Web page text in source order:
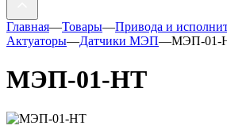
Главная—Товары—Привода и
Актуаторы—Датчики МЭП—МЭП-01-
МЭП-01-НТ